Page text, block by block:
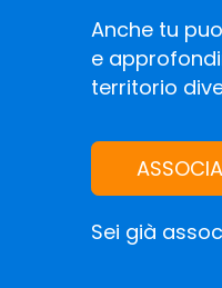
Anche tu
e
territorio
Sei già